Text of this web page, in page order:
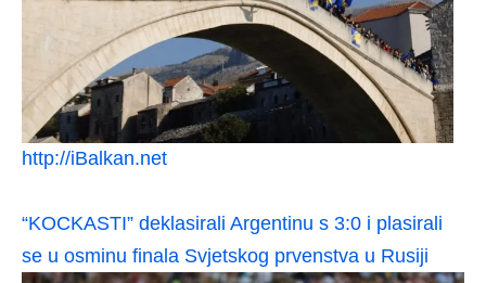
http://iBalkan.net
“KOCKASTI” deklasirali Argentinu s 3:0 i plasirali
se u osminu finala Svjetskog prvenstva u Rusiji